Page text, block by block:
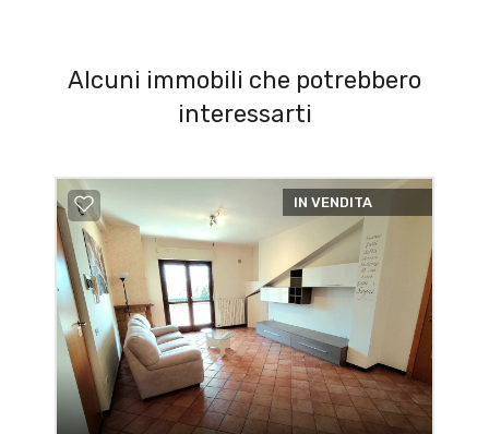
Alcuni immobili che potrebbero
interessarti
IN VENDITA